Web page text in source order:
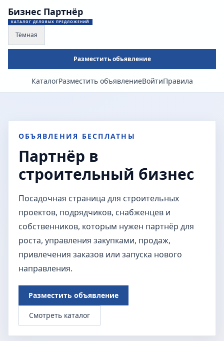
Бизнес Партнёр
КАТАЛОГ ДЕЛОВЫХ ПРЕДЛОЖЕНИЙ
Тёмная
Разместить объявление
КаталогРазместить объявлениеВойтиПравила
ОБЪЯВЛЕНИЯ БЕСПЛАТНЫ
Партнёр в
строительный бизнес
Посадочная страница для строительных
проектов, подрядчиков, снабженцев и
собственников, которым нужен партнёр для
роста, управления закупками, продаж,
привлечения заказов или запуска нового
направления.
Разместить объявление
Смотреть каталог